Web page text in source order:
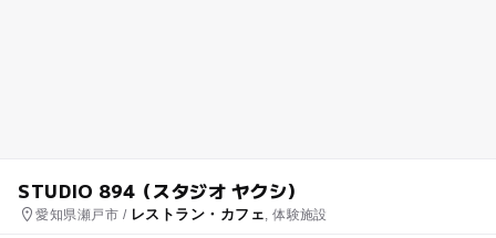
STUDIO 894（スタジオ ヤクシ）
愛知県瀬戸市 / レストラン・カフェ, 体験施設